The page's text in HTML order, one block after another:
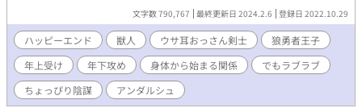
打ち倒した。 サンドリゥム王国王宮での祝賀会にて、勇者であり
この国の第二王子であるノクトは、最弱の兎族と言われながら、
最強の剣士としての災厄討伐の旅の仲間となったスノゥの前に跪
いた。 「双舞剣のスノゥよ、あなたに我が永遠の愛を。狼の雄は
生涯ただ一人に愛を誓うもの。どうか、我が妻となってくれ」 突
然の求婚にどよめく広間にスノゥは遠い目となった。 どこの世界
に無精髭のおっさんに求婚する王子様がいる！いや、その前に自
文字数 790,767 最終更新日 2024.2.6 登録日 2022.10.29
ハッピーエンド 獣人 ウサ耳おっさん剣士
狼勇者王子
年上受け
年下攻め 身体から始まる関係
でもラブラブ
ちょっぴり陰謀
アンダルシュ